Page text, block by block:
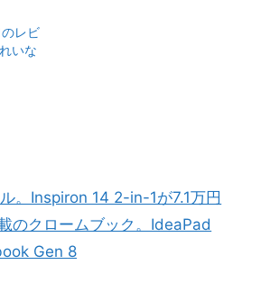
レビ
いな
。Inspiron 14 2-in-1が7.1万円
のクロームブック。IdeaPad
Gen 8